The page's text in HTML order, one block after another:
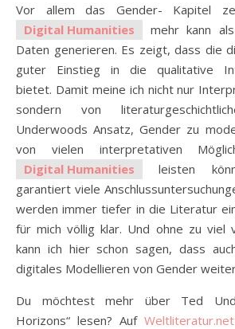
Vor allem das Gender- Kapitel
Digital Humanities
mehr kann
Daten generieren. Es zeigt, dass die
guter Einstieg in die qualitative
bietet. Damit meine ich nicht nur
sondern von
Underwoods Ansatz, Gender zu
von vielen interpretativen
Digital Humanities
leisten
garantiert viele
werden immer tiefer in die Literatur
für mich völlig klar. Und ohne zu viel
kann ich hier schon sagen, dass
digitales Modellieren von Gender
Du möchtest mehr über Ted
Horizons“ lesen? Auf Weltliteratur.net